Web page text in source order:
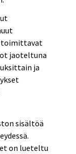
toimittavat
jaoteltuna
ja
sisältöä
on lueteltu